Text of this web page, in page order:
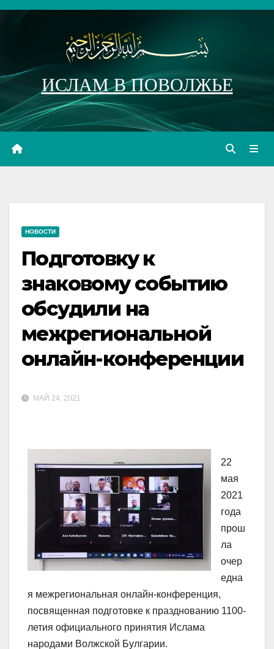
Перейти
ИСЛАМ В ПОВОЛЖЬЕ
НОВОСТИ
Подготовку к
знаковому событию
обсудили на
межрегиональной
онлайн-конференции
МАЙ 24, 2021
22
мая
2021
года
прош
ла
очер
една
я межрегиональная онлайн-конференция,
посвященная подготовке к празднованию 1100-
летия официального принятия Ислама
народами Волжской Булгарии.